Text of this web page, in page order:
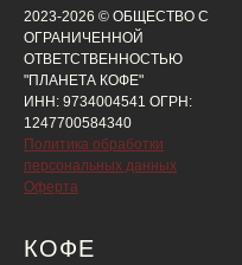
2023-2026 © ОБЩЕСТВО С
ОГРАНИЧЕННОЙ
ОТВЕТСТВЕННОСТЬЮ
"ПЛАНЕТА КОФЕ"
ИНН: 9734004541 ОГРН:
1247700584340
Политика обработки
персональных данных
Оферта
КОФЕ